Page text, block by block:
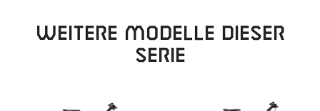
Weitere Modelle dieser
Serie